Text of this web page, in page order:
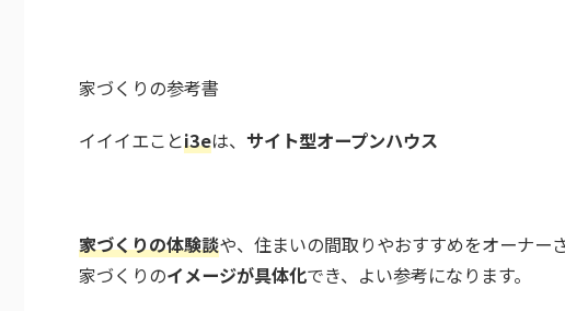
家づくりの参考書
イイイエことi3eは、 サイト型オープンハウス
家づくりの体験談や、住まいの間取りやおすすめをオーナー
家づくりのイメージが具体化でき、よい参考になります。